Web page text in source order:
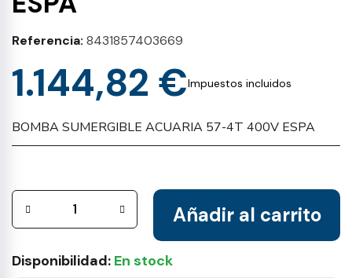
Referencia 8431857403669
1.144,82 €Impuestos incluidos
BOMBA SUMERGIBLE ACUARIA 57-4T 400V ESPA
Añadir al carrito
Disponibilidad: En stock